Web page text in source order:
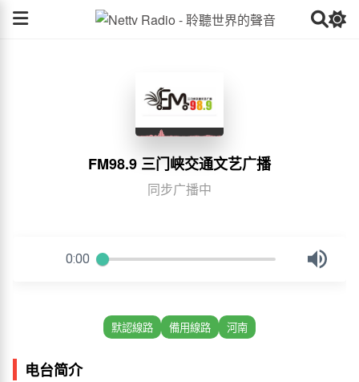
FM98.9 三门峡交通文艺广播
同步广播中
默認線路 備用線路 河南
电台简介